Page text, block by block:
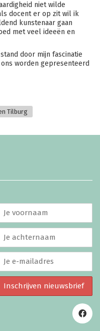
niet wilde
docent er op zit wil ik
kunstenaar gaan
met veel ideeën en
door mijn fascinatie
worden gepresenteerd
Tilburg